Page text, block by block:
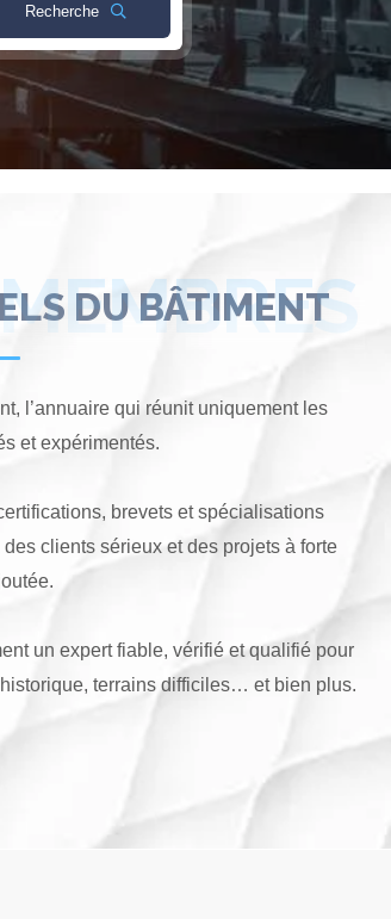
Recherche
DU BÂTIMENT
l’annuaire qui réunit uniquement les
et expérimentés.
brevets et spécialisations
clients sérieux et des projets à forte
un expert fiable, vérifié et qualifié pour
terrains difficiles… et bien plus.